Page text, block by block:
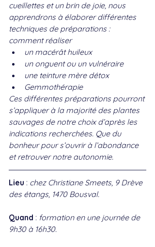
cueillettes et un brin de joie, nous
apprendrons à élaborer différentes
techniques de préparations :
comment réaliser
un macérât huileux
un onguent ou un vulnéraire
une teinture mère détox
Gemmothérapie
Ces différentes préparations pourront
s’appliquer à la majorité des plantes
sauvages de notre choix d’après les
indications recherchées. Que du
bonheur pour s’ouvrir à l’abondance
et retrouver notre autonomie.
Lieu : chez Christiane Smeets, 9 Drève
des étangs, 1470 Bousval.
Quand : formation en une journée de
9h30 à 16h30.